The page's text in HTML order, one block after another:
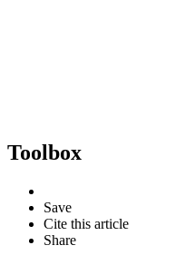
Toolbox
Save
Cite this article
Share